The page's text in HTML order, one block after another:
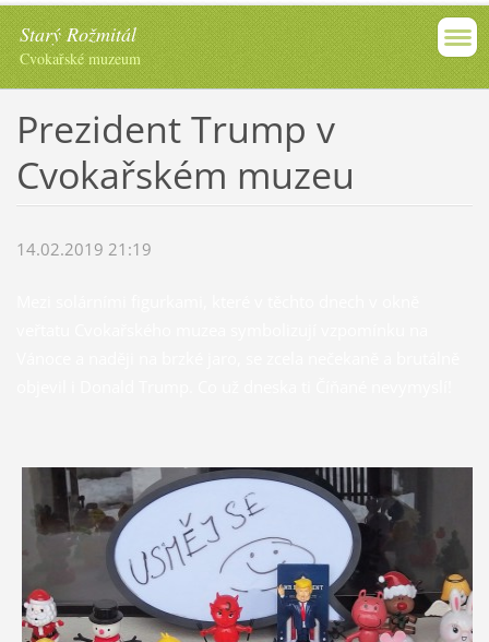
Starý Rožmitál
Cvokařské muzeum
Prezident Trump v
Cvokařském muzeu
14.02.2019 21:19